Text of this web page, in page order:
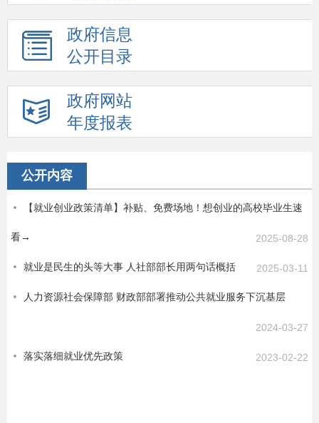
政府信息
公开目录
政府网站
年度报表
公开内容
【就业创业政策清单】补贴、免费场地！想创业的高校毕业生速
看→ 2025-08-28
就业是民生的头等大事 人社部部长用两句话概括 2025-03-11
人力资源社会保障部 财政部部署推动公共就业服务下沉基层
2024-03-27
落实落细就业优先政策 2023-02-22